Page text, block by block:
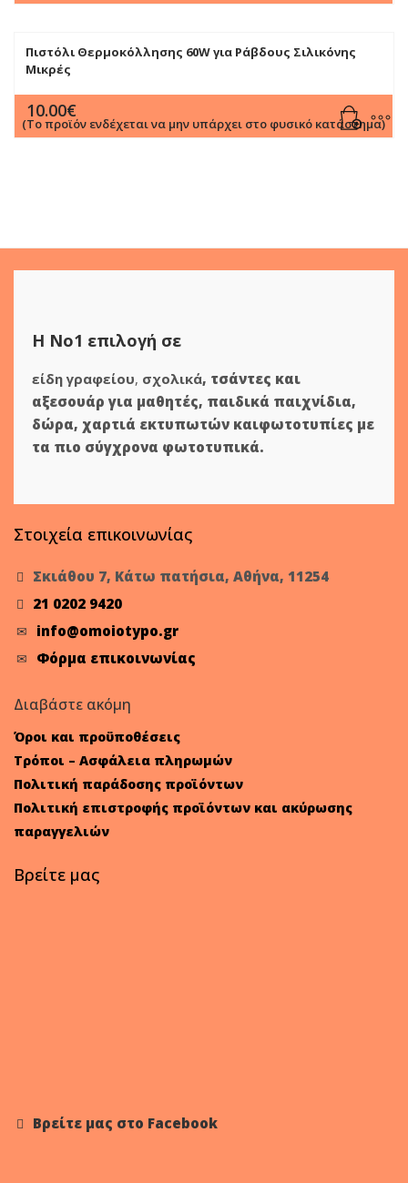
Πιστόλι Θερμοκόλλησης 60W για Ράβδους Σιλικόνης
Μικρές
10.00€
(Το προϊόν ενδέχεται να μην υπάρχει στο φυσικό κατάστημα)
Η Νο1 επιλογή σε
είδη γραφείου, σχολικά, τσάντες και
αξεσουάρ για μαθητές, παιδικά παιχνίδια,
δώρα, χαρτιά εκτυπωτών καιφωτοτυπίες με
τα πιο σύγχρονα φωτοτυπικά.
Στοιχεία επικοινωνίας
Σκιάθου 7, Κάτω πατήσια, Αθήνα, 11254
21 0202 9420
info@omoiotypo.gr
Φόρμα επικοινωνίας
Διαβάστε ακόμη
Όροι και προϋποθέσεις
Τρόποι – Ασφάλεια πληρωμών
Πολιτική παράδοσης προϊόντων
Πολιτική επιστροφής προϊόντων και ακύρωσης
παραγγελιών
Βρείτε μας
Βρείτε μας στο Facebook